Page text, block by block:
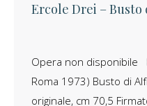
Ercole Drei –
Opera non disponibile
Roma 1973) Busto di
originale, cm 70,5